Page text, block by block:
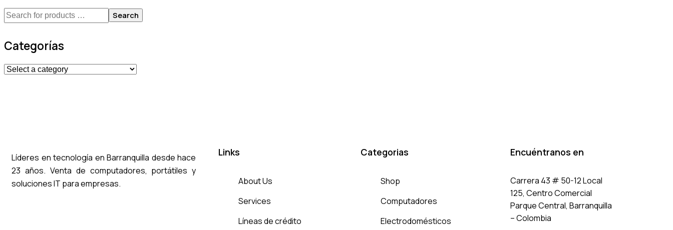
Search
Categorías
Líderes en tecnología en Barranquilla desde hace
23 años. Venta de computadores, portátiles y
soluciones IT para empresas.
Links
About Us
Services
Líneas de crédito
Categorias
Shop
Computadores
Electrodomésticos
Encuéntranos en
Carrera 43 # 50-12 Local
125, Centro Comercial
Parque Central, Barranquilla
– Colombia